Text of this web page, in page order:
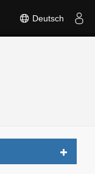
Deutsch
Toggle